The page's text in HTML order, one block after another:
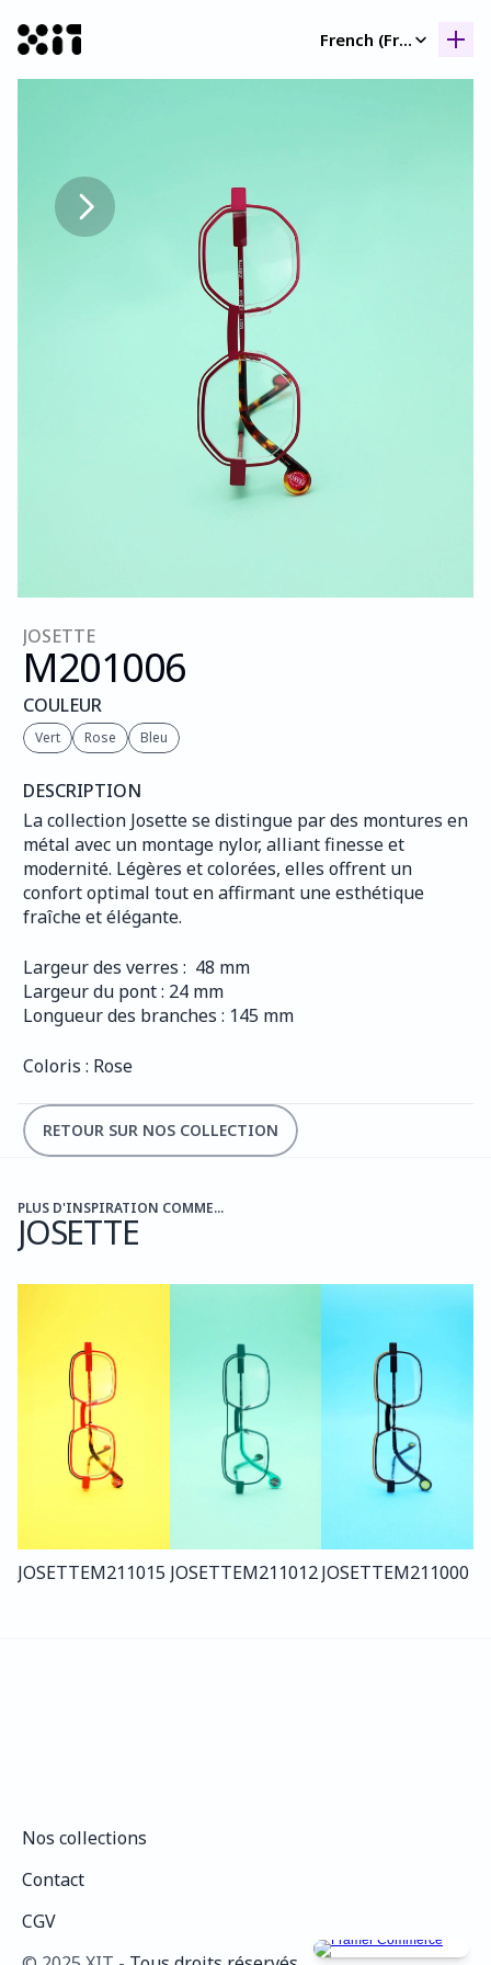
French (France)
JOSETTE
M201006
COULEUR
Vert Rose Bleu
DESCRIPTION
La collection Josette se distingue par des montures en
métal avec un montage nylor, alliant finesse et
modernité. Légères et colorées, elles offrent un
confort optimal tout en affirmant une esthétique
fraîche et élégante.
Largeur des verres :  48 mm
Largeur du pont : 24 mm
Longueur des branches : 145 mm
Coloris : Rose
RETOUR SUR NOS COLLECTION
PLUS D'INSPIRATION COMME...
JOSETTE
JOSETTEM211015 JOSETTEM211012JOSETTEM211000
Nos collections
Contact
CGV